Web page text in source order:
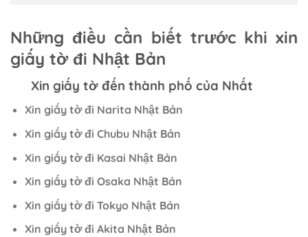
Những điều cần biết trước khi xin
giấy tờ đi Nhật Bản
Xin giấy tờ đến thành phố của Nhất
Xin giấy tờ đi Narita Nhật Bản
Xin giấy tờ đi Chubu Nhật Bản
Xin giấy tờ đi Kasai Nhật Bản
Xin giấy tờ đi Osaka Nhật Bản
Xin giấy tờ đi Tokyo Nhật Bản
Xin giấy tờ đi Akita Nhật Bản